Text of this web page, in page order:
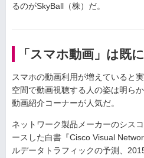
るのがSkyBall（株）だ。
「スマホ動画」は既
スマホの動画利用が増えていると
空間で動画視聴する人の姿は明ら
動画紹介コーナーが人気だ。
ネットワーク製品メーカーのシス
ースした白書『Cisco Visual
ルデータトラフィックの予測、